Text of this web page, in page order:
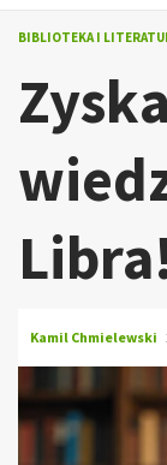
BIBLIOTEKA I
Kamil Chmielewski